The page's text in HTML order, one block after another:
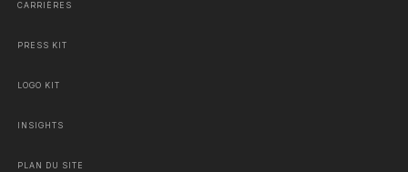
CARRIÈRES
PRESS KIT
LOGO KIT
INSIGHTS
PLAN DU SITE